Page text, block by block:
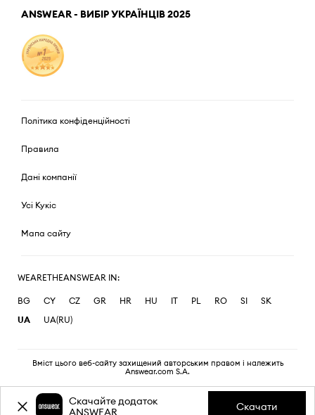
ANSWEAR - ВИБІР УКРАЇНЦІВ 2025
Політика конфіденційності
Правила
Дані компанії
Усі Кукіс
Мапа сайту
WEARETHEANSWEAR IN:
BG CY CZ GR HR HU IT PL RO SI
SK
UA
UA(RU)
Вміст цього веб-сайту захищений авторським правом і належить
Answear.com S.A.
Скачайте додаток
ANSWEAR
Скачати